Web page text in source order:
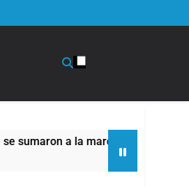
frente al Congreso contra la